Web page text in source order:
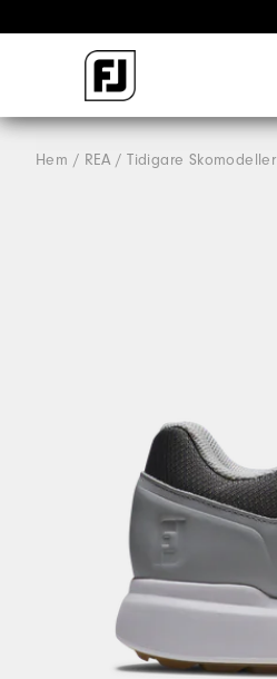
Hem REA Tidigare Skomodeller